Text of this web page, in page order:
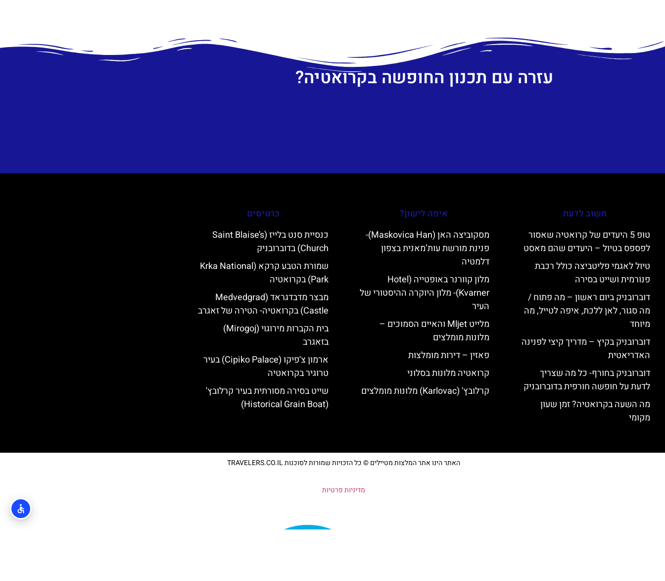
עזרה עם תכנון החופשה בקרואטיה?
חשוב לדעת
טופ 5 היעדים של קרואטיה שאסור
לפספס בטיול – היעדים שהם מאסט
טיול לאגמי פליטביצה כולל רכבת
פנורמית ושייט בסירה
דוברובניק ביום ראשון – מה פתוח /
מה סגור, לאן ללכת, איפה לטייל, מה
מיוחד
דוברובניק בקיץ – מדריך קיצי לפנינה
האדריאטית
דוברובניק בחורף- כל מה שצריך
לדעת על חופשה חורפית בדוברובניק
מה השעה בקרואטיה? זמן שעון
מקומי
איפה לישון?
מסקוביצה האן (Maskovica Han)-
פנינת מורשת עות’מאנית בצפון
דלמטיה
מלון קוורנר באופטייה (Hotel
Kvarner)- מלון היוקרה ההיסטורי של
העיר
מלייט Mljet והאיים הסמוכים –
מלונות מומלצים
פאזין – דירות מומלצות
קרואטיה מלונות בסלוני
קרלובץ' (Karlovac) מלונות מומלצים
כרטיסים
כנסיית סנט בלייז (Saint Blaise’s
Church) בדוברובניק
שמורת הטבע קרקא (Krka National
Park) בקרואטיה
מבצר מדבדגראד (Medvedgrad
Castle) בקרואטיה- הטירה של זאגרב
בית הקברות מירוגוי (Mirogoj)
בזאגרב
ארמון צ'פיקו (Cipiko Palace) בעיר
טרוגיר בקרואטיה
שייט בסירה מסורתית בעיר קרלובץ'
(Historical Grain Boat)
האתר הינו אתר המלצות מטיילים © כל הזכויות שמורות לסוכנות TRAVELERS.CO.IL
מדיניות פרטיות